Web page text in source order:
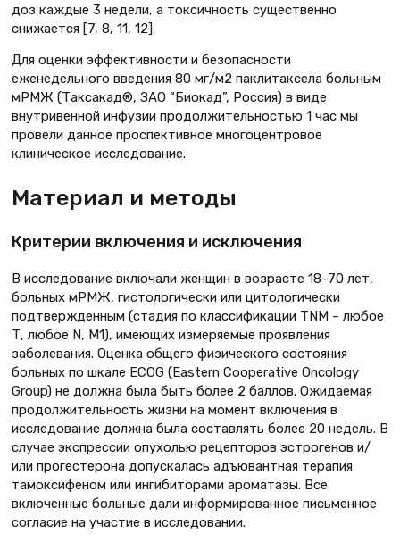
доз каждые 3 недели, а токсичность существенно
снижается [7, 8, 11, 12].
Для оценки эффективности и безопасности
еженедельного введения 80 мг/м2 паклитаксела больным
мРМЖ (Таксакад®, ЗАО “Биокад”, Россия) в виде
внутривенной инфузии продолжительностью 1 час мы
провели данное проспективное многоцентровое
клиническое исследование.
Материал и методы
Критерии включения и исключения
В исследование включали женщин в возрасте 18–70 лет,
больных мРМЖ, гистологически или цитологически
подтвержденным (стадия по классификации TNM – любое
Т, любое N, M1), имеющих измеряемые проявления
заболевания. Оценка общего физического состояния
больных по шкале ECOG (Eastern Cooperative Oncology
Group) не должна была быть более 2 баллов. Ожидаемая
продолжительность жизни на момент включения в
исследование должна была составлять более 20 недель. В
случае экспрессии опухолью рецепторов эстрогенов и/
или прогестерона допускалась адъювантная терапия
тамоксифеном или ингибиторами ароматазы. Все
включенные больные дали информированное письменное
согласие на участие в исследовании.